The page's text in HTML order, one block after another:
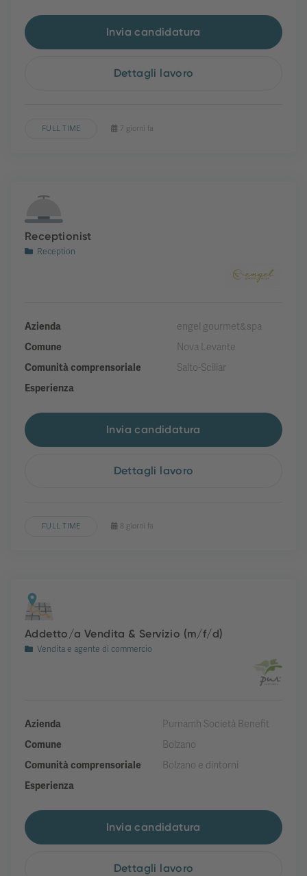
Invia candidatura
Dettagli lavoro
FULL TIME 7 giorni fa
Receptionist
Reception
Azienda
engel gourmet&spa
Comune
Nova Levante
Comunità comprensoriale
Salto-Sciliar
Esperienza
Invia candidatura
Dettagli lavoro
FULL TIME 8 giorni fa
Addetto/a Vendita & Servizio (m/f/d)
Vendita e agente di commercio
Azienda
Purnamh Società Benefit
Comune
Bolzano
Comunità comprensoriale
Bolzano e dintorni
Esperienza
Invia candidatura
Dettagli lavoro